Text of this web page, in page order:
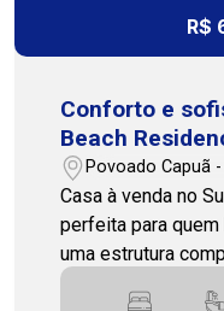
ideal para viver
qualidade de vida!
equipe está pronta
3231 - Cohab
R$
Conforto e
Beach
suítes
Povoado Capuã
Casa à venda no
perfeita para
uma estrutura
107,05 m² de área